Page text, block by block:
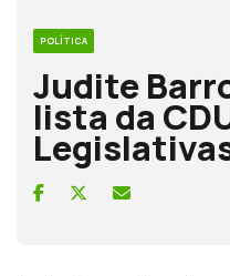
POLÍTICA
Judite
lista da